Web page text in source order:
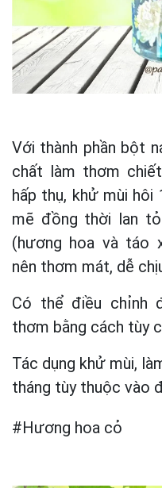
Với thành phần bột
chất làm thơm
hấp thụ, khử mùi hôi
mẽ đồng thời lan
(hương hoa và táo
nên thơm mát, dễ
Có thể điều chỉnh
thơm bằng cách tùy
Tác dụng khử mùi,
tháng tùy thuộc vào
#Hương hoa cỏ